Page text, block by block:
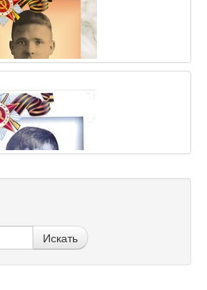
Искать